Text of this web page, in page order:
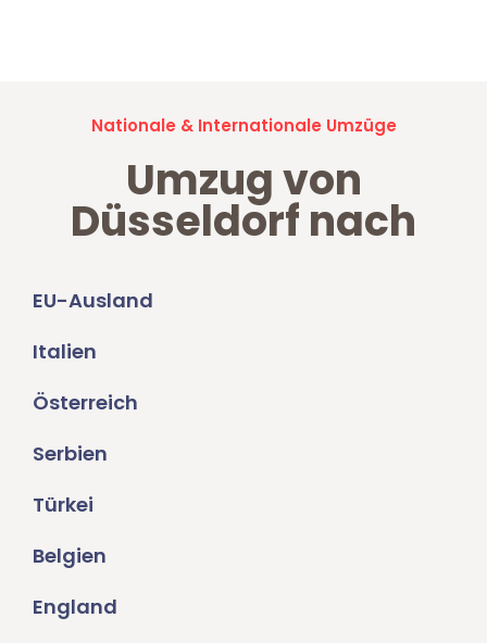
Nationale & Internationale Umzüge
Umzug von
Düsseldorf nach
EU-Ausland
Italien
Österreich
Serbien
Türkei
Belgien
England